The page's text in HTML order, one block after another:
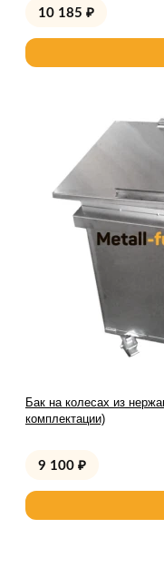
10 185 ₽
Бак на колесах из
комплектации)
9 100 ₽